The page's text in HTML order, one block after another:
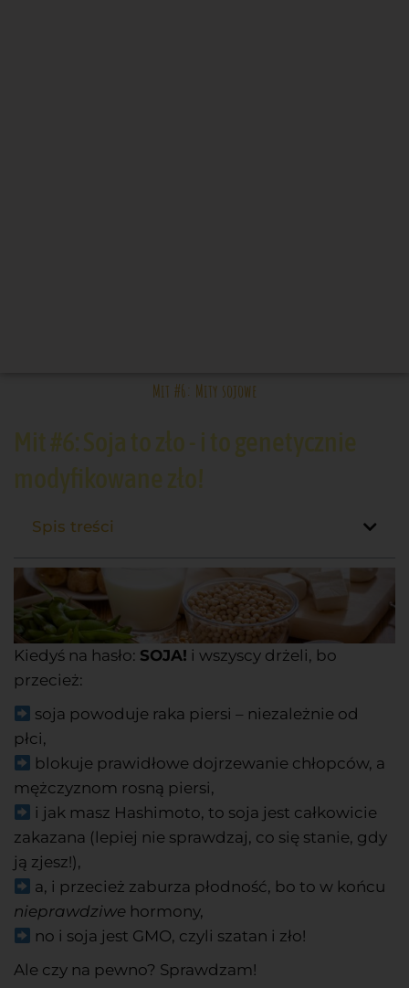
Mit #6: Mity sojowe
Mit #6: Soja to zło - i to genetycznie
modyfikowane zło!
Spis treści
Kiedyś na hasło: SOJA! i wszyscy drżeli, bo
przecież:
soja powoduje raka piersi – niezależnie od
płci,
blokuje prawidłowe dojrzewanie chłopców, a
mężczyznom rosną piersi,
i jak masz Hashimoto, to soja jest całkowicie
zakazana (lepiej nie sprawdzaj, co się stanie, gdy
ją zjesz!),
a, i przecież zaburza płodność, bo to w końcu
nieprawdziwe hormony,
no i soja jest GMO, czyli szatan i zło!
Ale czy na pewno? Sprawdzam!